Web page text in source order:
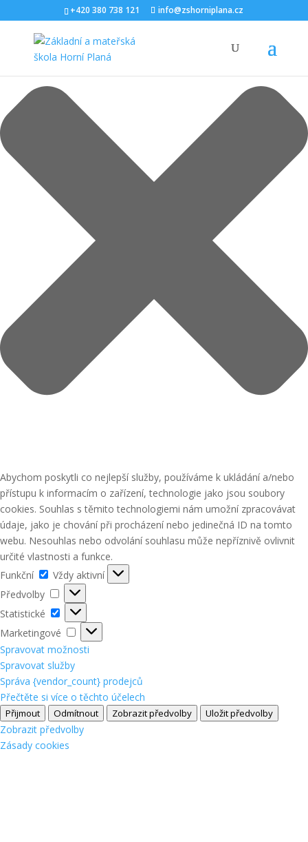
Spravovat Souhlas s cookies
Abychom poskytli co nejlepší služby, používáme k ukládání a/nebo
přístupu k informacím o zařízení, technologie jako jsou soubory
cookies. Souhlas s těmito technologiemi nám umožní zpracovávat
údaje, jako je chování při procházení nebo jedinečná ID na tomto
webu. Nesouhlas nebo odvolání souhlasu může nepříznivě ovlivnit
určité vlastnosti a funkce.
Funkční
Funkční
Vždy aktivní
Předvolby
Předvolby
Statistické
Statistické
Marketingové
Marketingové
Spravovat možnosti
Spravovat služby
Správa {vendor_count} prodejců
Přečtěte si více o těchto účelech
Přijmout Odmítnout Zobrazit předvolby Uložit předvolby
Zobrazit předvolby
Zásady cookies
+420 380 738 121 info@zshorniplana.cz